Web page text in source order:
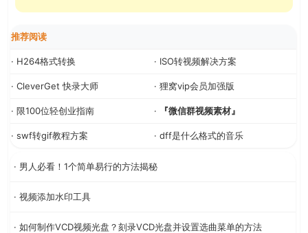
推荐阅读
· H264格式转换 · ISO转视频解决方案
· CleverGet 快录大师 · 狸窝vip会员加强版
· 限100位轻创业指南 · 『微信群视频素材』
· swf转gif教程方案 · dff是什么格式的音乐
· 男人必看！1个简单易行的方法揭秘
· 视频添加水印工具
· 如何制作VCD视频光盘？刻录VCD光盘并设置选曲菜单的方法